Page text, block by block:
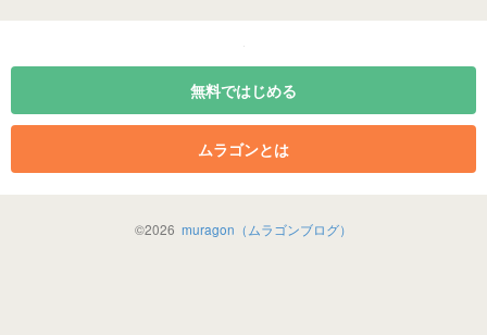
無料ではじめる
ムラゴンとは
©2026 muragon（ムラゴンブログ）